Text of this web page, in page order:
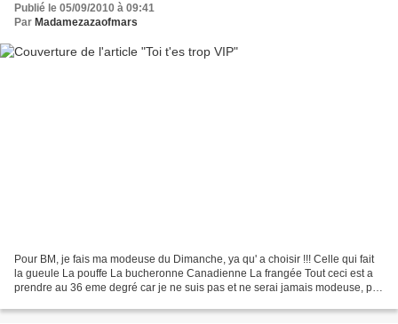
Publié le 05/09/2010 à 09:41
Par Madamezazaofmars
Pour BM, je fais ma modeuse du Dimanche, ya qu' a choisir !!! Celle qui fait
la gueule La pouffe La bucheronne Canadienne La frangée Tout ceci est a
prendre au 36 eme degré car je ne suis pas et ne serai jamais modeuse, pas